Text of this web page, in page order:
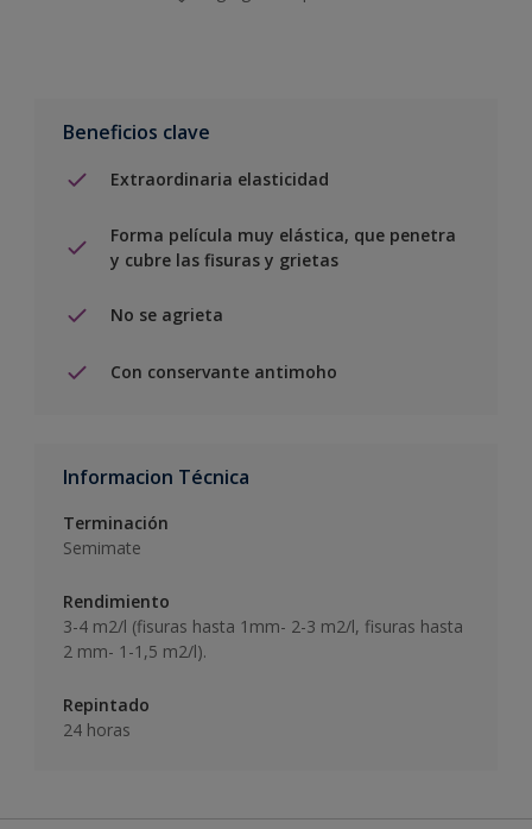
Beneficios clave
Extraordinaria elasticidad
Forma película muy elástica, que penetra
y cubre las fisuras y grietas
No se agrieta
Con conservante antimoho
Informacion Técnica
Terminación
Semimate
Rendimiento
3-4 m2/l (fisuras hasta 1mm- 2-3 m2/l, fisuras hasta
2 mm- 1-1,5 m2/l).
Repintado
24 horas